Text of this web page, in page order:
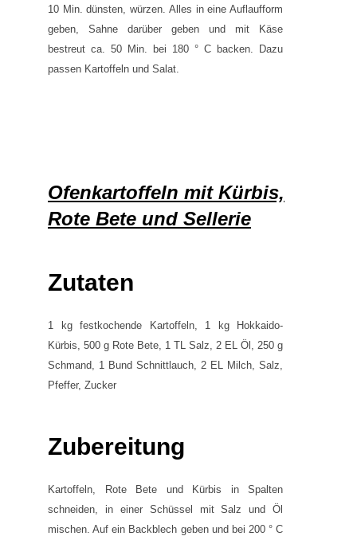
10 Min. dünsten, würzen. Alles in eine Auflaufform
geben, Sahne darüber geben und mit Käse
bestreut ca. 50 Min. bei 180 ° C backen. Dazu
passen Kartoffeln und Salat.
Ofenkartoffeln mit Kürbis,
Rote Bete und Sellerie
Zutaten
1 kg festkochende Kartoffeln, 1 kg Hokkaido-
Kürbis, 500 g Rote Bete, 1 TL Salz, 2 EL Öl, 250 g
Schmand, 1 Bund Schnittlauch, 2 EL Milch, Salz,
Pfeffer, Zucker
Zubereitung
Kartoffeln, Rote Bete und Kürbis in Spalten
schneiden, in einer Schüssel mit Salz und Öl
mischen. Auf ein Backblech geben und bei 200 ° C